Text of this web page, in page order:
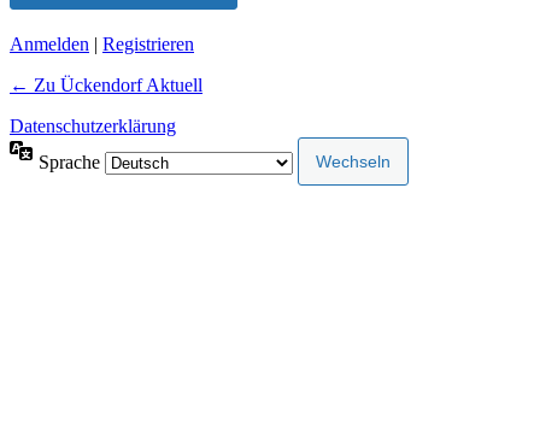
Alternative:
Anmelden | Registrieren
← Zu Ückendorf Aktuell
Datenschutzerklärung
Sprache